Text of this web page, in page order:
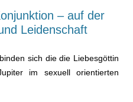
– auf der
Leidenschaft
sich die die Liebesgöttin
im sexuell orientierten